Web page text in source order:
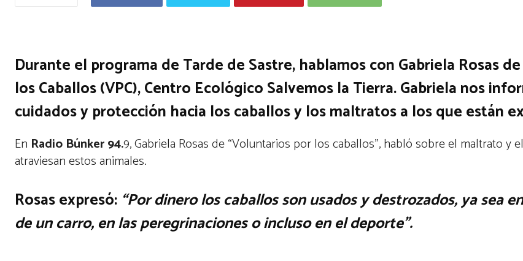
Durante el programa de Tarde de Sastre, hablamos con Gabriela Rosas
los Caballos (VPC), Centro Ecológico Salvemos la Tierra. Gabriela nos
cuidados y protección hacia los caballos y los maltratos a los que están
En Radio Búnker 94.9, Gabriela Rosas de “Voluntarios por los caballos”, habló sobre el maltrato y
atraviesan estos animales.
Rosas expresó: “Por dinero los caballos son usados y destrozados, ya sea
de un carro, en las peregrinaciones o incluso en el deporte”.